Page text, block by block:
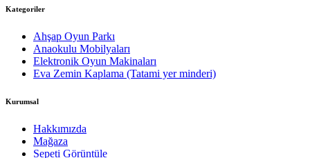
Kategoriler
Ahşap Oyun Parkı
Anaokulu Mobilyaları
Elektronik Oyun Makinaları
Eva Zemin Kaplama (Tatami yer minderi)
Kurumsal
Hakkımızda
Mağaza
Sepeti Görüntüle